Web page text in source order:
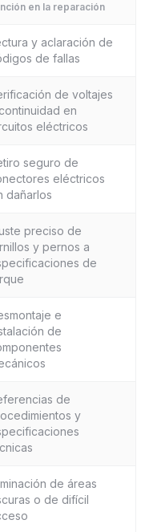
en la reparación
y aclaración de
de fallas
de voltajes
en
eléctricos
seguro de
eléctricos
dañarlos
preciso de
y pernos a
de
e
de
de
y
de áreas
o de difícil